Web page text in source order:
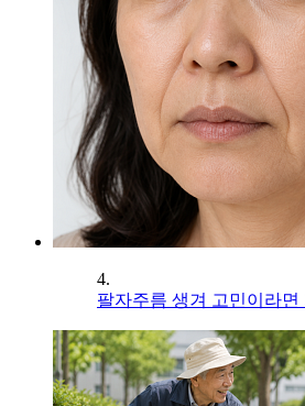
4.
팔자주름 생겨 고민이라면